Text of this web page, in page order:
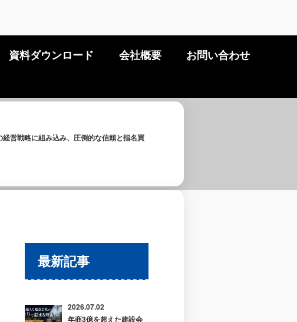
資料ダウンロード 会社概要 お問い合わせ
営戦略に組み込み、圧倒的な信頼と指名買
最新記事
2026.07.02
年商3億を超えた建設会